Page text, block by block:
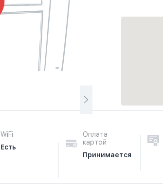
WiFi
Есть
Оплата
картой
Принимается